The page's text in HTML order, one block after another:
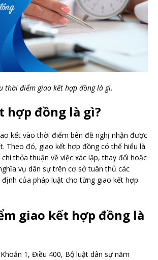
thời điểm giao kết hợp đồng là gì.
hợp đồng là gì?
kết vào thời điểm bên đề nghị nhận được
Theo đó, giao kết hợp đồng có thể hiểu là
thỏa thuận về việc xác lập, thay đổi hoặc
vụ dân sự trên cơ sở tuân thủ các
định của pháp luật cho từng giao kết hợp
giao kết hợp đồng là
1, Điều 400, Bộ luật dân sự năm